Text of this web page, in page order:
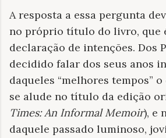
A resposta a essa pergunta
no próprio título do livro, que
declaração de intenções. Dos
decidido falar dos seus anos
daqueles “melhores tempos”
se alude no título da edição
Times: An Informal Memoir), e
daquele passado luminoso,